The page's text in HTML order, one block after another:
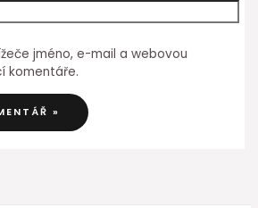
jméno, e-mail a webovou
komentáře.